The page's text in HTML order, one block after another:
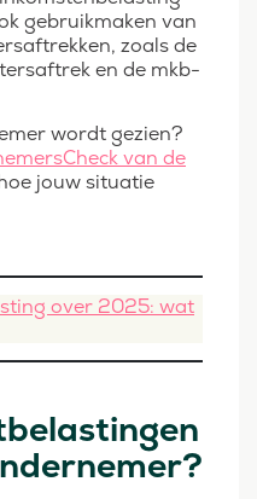
gebruikmaken van
zoals de
en de mkb-
wordt gezien?
van de
jouw situatie
over 2025: wat